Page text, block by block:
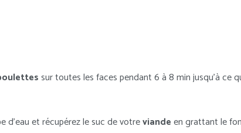
sur toutes les faces pendant 6 à 8 min jusqu’à ce
d’eau et récupérez le suc de votreviandeen grattant le